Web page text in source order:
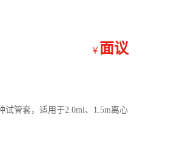
￥ 面议
管套，适用于2.0ml、1.5m离心